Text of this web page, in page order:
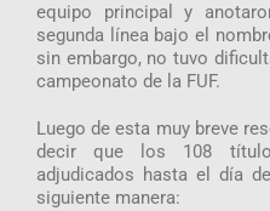
equipo principal y
segunda línea bajo el
sin embargo, no tuvo
campeonato de la FUF.
Luego de esta muy breve
decir que los 108
adjudicados hasta el día
siguiente manera: